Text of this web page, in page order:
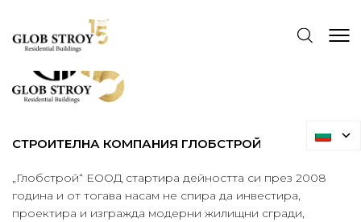
СТРОИТЕЛНА КОМПАНИЯ ГЛОБСТРОЙ
„Глобстрой“ ЕООД стартира дейността си през 2008
година и от тогава насам не спира да инвестира,
проектира и изгражда модерни жилищни сгради,